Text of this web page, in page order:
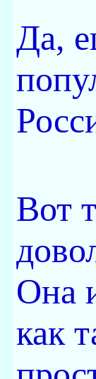
Да,
Вот
Она
как